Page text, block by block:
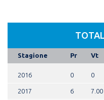
Stagione Pr Vt
2016 0 0
2017 6 7.00